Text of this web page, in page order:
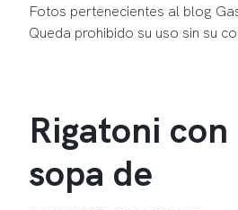
Fotos pertenecientes al blog
Queda prohibido su uso sin su
Rigatoni con
sopa de